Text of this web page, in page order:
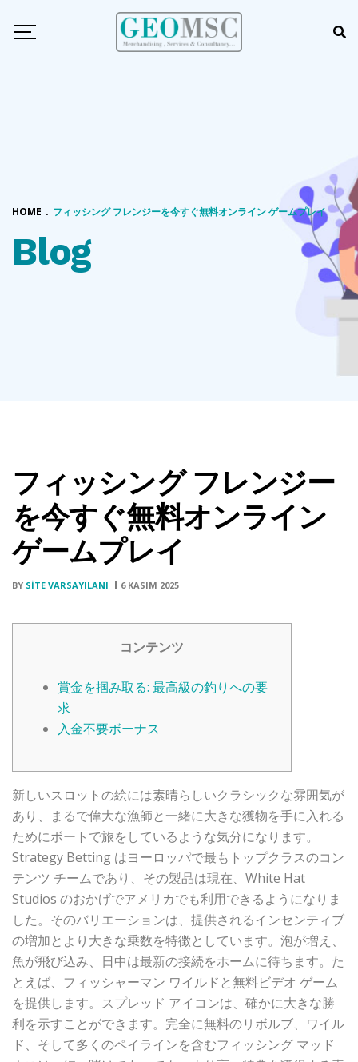
Blog
HOME . フィッシング フレンジーを今すぐ無料オンライン ゲームプレイ
フィッシング フレンジー
を今すぐ無料オンライン
ゲームプレイ
BY SITE VARSAYILANI 6 KASIM 2025
コンテンツ
賞金を掴み取る: 最高級の釣りへの要
求
入金不要ボーナス
新しいスロットの絵には素晴らしいクラシックな雰囲気が
あり、まるで偉大な漁師と一緒に大きな獲物を手に入れる
ためにボートで旅をしているような気分になります。
Strategy Betting はヨーロッパで最もトップクラスのコン
テンツ チームであり、その製品は現在、White Hat
Studios のおかげでアメリカでも利用できるようになりま
した。そのバリエーションは、提供されるインセンティブ
の増加とより大きな乗数を特徴としています。泡が増え、
魚が飛び込み、日中は最新の接続をホームに待ちます。た
とえば、フィッシャーマン ワイルドと無料ビデオ ゲーム
を提供します。スプレッド アイコンは、確かに大きな勝
利を示すことができます。完全に無料のリボルブ、ワイル
ド、そして多くのペイラインを含むフィッシング マッド